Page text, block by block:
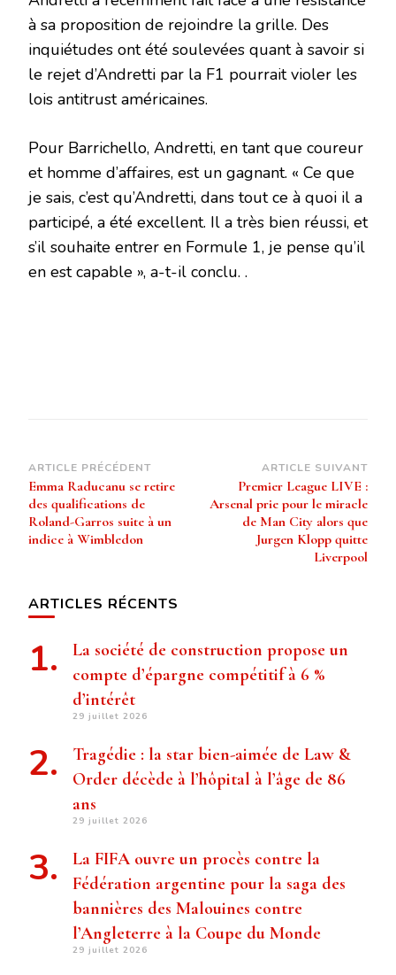
à sa proposition de rejoindre la grille. Des
inquiétudes ont été soulevées quant à savoir si
le rejet d’Andretti par la F1 pourrait violer les
lois antitrust américaines.
Pour Barrichello, Andretti, en tant que coureur
et homme d’affaires, est un gagnant. « Ce que
je sais, c’est qu’Andretti, dans tout ce à quoi il a
participé, a été excellent. Il a très bien réussi, et
s’il souhaite entrer en Formule 1, je pense qu’il
en est capable », a-t-il conclu. .
Navigation
d’article
ARTICLE PRÉCÉDENT
Emma Raducanu se retire
des qualifications de
Roland-Garros suite à un
indice à Wimbledon
ARTICLE SUIVANT
Premier League LIVE :
Arsenal prie pour le miracle
de Man City alors que
Jurgen Klopp quitte
Liverpool
ARTICLES RÉCENTS
La société de construction propose un
compte d’épargne compétitif à 6 %
d’intérêt
29 juillet 2026
Tragédie : la star bien-aimée de Law &
Order décède à l’hôpital à l’âge de 86
ans
29 juillet 2026
La FIFA ouvre un procès contre la
Fédération argentine pour la saga des
bannières des Malouines contre
l’Angleterre à la Coupe du Monde
29 juillet 2026